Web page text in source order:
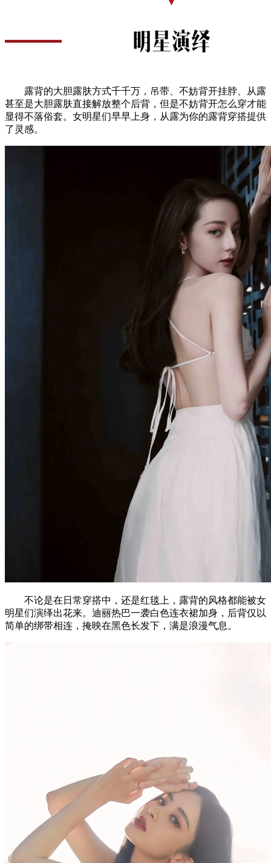
露背的大胆露肤方式千千万，吊带、不妨背开挂脖、从露
甚至是大胆露肤直接解放整个后背，但是不妨背开怎么穿才能
显得不落俗套。女明星们早早上身，从露为你的露背穿搭提供
了灵感。
不论是在日常穿搭中，还是红毯上，露背的风格都能被女
明星们演绎出花来。迪丽热巴一袭白色连衣裙加身，后背仅以
简单的绑带相连，掩映在黑色长发下，满是浪漫气息。